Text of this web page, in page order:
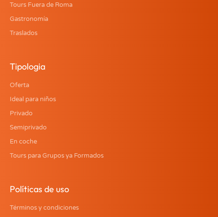
Tours Fuera de Roma
Gastronomía
Traslados
Tipologia
Oferta
Ideal para niños
Privado
Semiprivado
En coche
Tours para Grupos ya Formados
Políticas de uso
Términos y condiciones